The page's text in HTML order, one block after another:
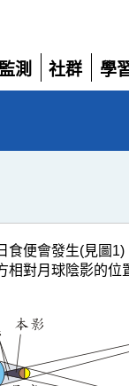
測
社群
展
學
展
便會發生(見圖
對月球陰影的